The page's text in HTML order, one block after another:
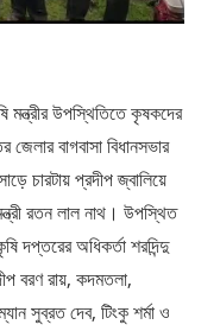
মন্ত্রীর উপস্থিতিতে কৃষকদের
বাগবাসা বিধানসভার
চারটায় প্রদীপ জ্বালিয়ে
রতন লাল নাথ। উপস্থিত
দপ্তরের অধিকর্তা শরদিন্দু
বরণ রায়, কদমতলা,
সুব্রত দেব, টিংকু শর্মা ও